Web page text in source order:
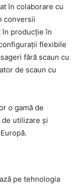
în colaborare cu
conversii
în producție în
flexibile
fără scaun cu
de scaun cu
o gamă de
utilizare și
pe tehnologia